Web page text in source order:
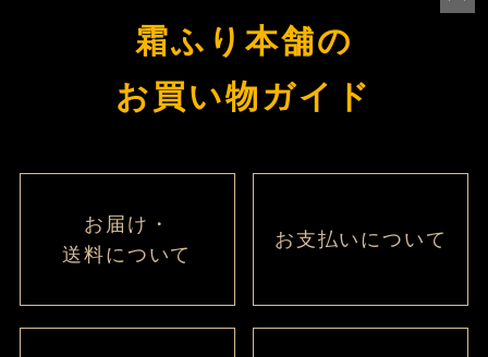
霜ふり本舗の
お買い物ガイド
お届け・
送料について
お支払いについて